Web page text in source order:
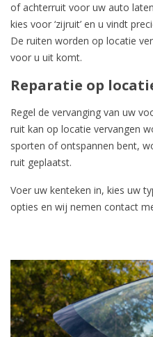
ofachterruit voor uw auto
kies voor ‘zijruit’ en u vindt
De ruiten worden op locatie
voor u uit komt.
Reparatie op
Regel de vervanging van uw
ruit kan op locatie vervangen
sporten of ontspannen bent,
ruit geplaatst.
Voer uw kenteken in, kies uw
opties en wij nemen contact